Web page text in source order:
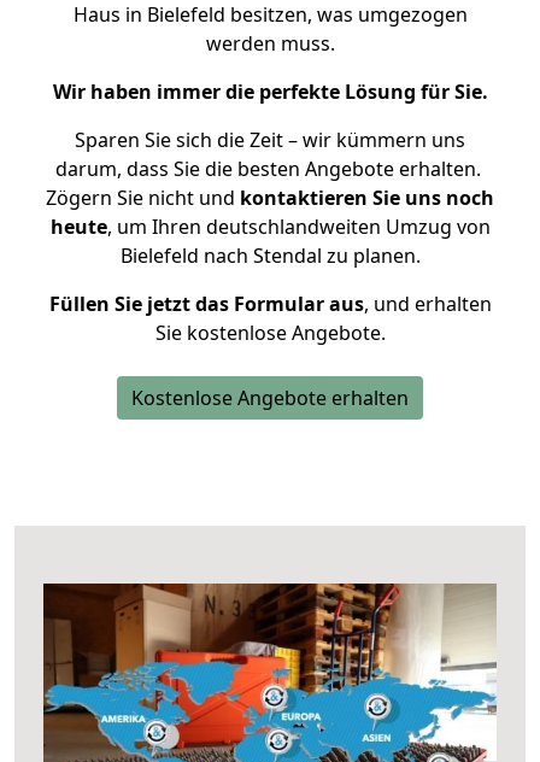
Haus in Bielefeld besitzen, was umgezogen
werden muss.
Wir haben immer die perfekte Lösung für Sie.
Sparen Sie sich die Zeit – wir kümmern uns
darum, dass Sie die besten Angebote erhalten.
Zögern Sie nicht und kontaktieren Sie uns noch
heute, um Ihren deutschlandweiten Umzug von
Bielefeld nach Stendal zu planen.
Füllen Sie jetzt das Formular aus, und erhalten
Sie kostenlose Angebote.
Kostenlose Angebote erhalten